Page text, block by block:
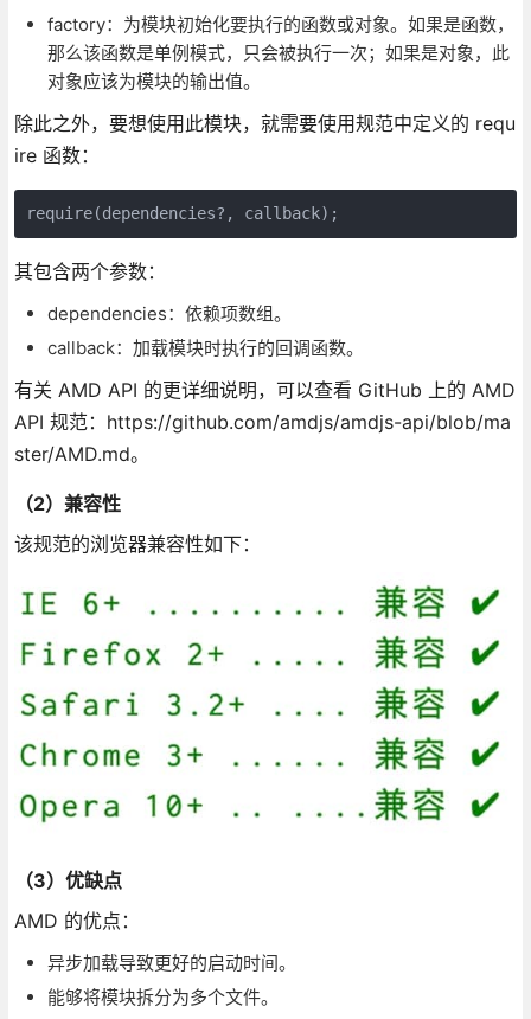
factory：为模块初始化要执行的函数或对象。如果是函数，
那么该函数是单例模式，只会被执行一次；如果是对象，此
对象应该为模块的输出值。
除此之外，要想使用此模块，就需要使用规范中定义的 requ
ire 函数：
require(dependencies?, callback);
其包含两个参数：
dependencies：依赖项数组。
callback：加载模块时执行的回调函数。
有关 AMD API 的更详细说明，可以查看 GitHub 上的 AMD
API 规范：https://github.com/amdjs/amdjs-api/blob/ma
ster/AMD.md。
（2）兼容性
该规范的浏览器兼容性如下：
（3）优缺点
AMD 的优点：
异步加载导致更好的启动时间。
能够将模块拆分为多个文件。